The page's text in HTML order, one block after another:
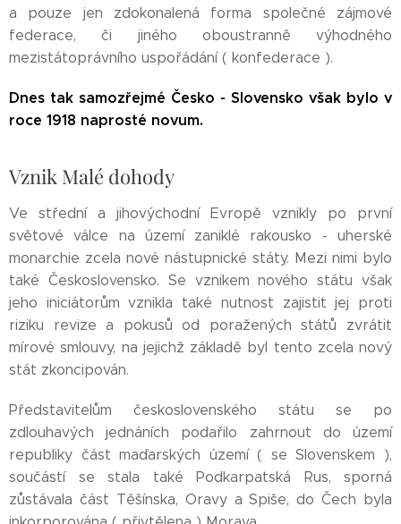
a pouze jen zdokonalená forma společné zájmové
federace, či jiného oboustranně výhodného
mezistátoprávního uspořádání ( konfederace ).
Dnes tak samozřejmé Česko - Slovensko však bylo v
roce 1918 naprosté novum.
Vznik Malé dohody
Ve střední a jihovýchodní Evropě vznikly po první
světové válce na území zaniklé rakousko - uherské
monarchie zcela nové nástupnické státy. Mezi nimi bylo
také Československo. Se vznikem nového státu však
jeho iniciátorům vznikla také nutnost zajistit jej proti
riziku revize a pokusů od poražených států zvrátit
mírové smlouvy, na jejichž základě byl tento zcela nový
stát zkoncipován.
Představitelům československého státu se po
zdlouhavých jednáních podařilo zahrnout do území
republiky část maďarských území ( se Slovenskem ),
součástí se stala také Podkarpatská Rus, sporná
zůstávala část Těšínska, Oravy a Spiše, do Čech byla